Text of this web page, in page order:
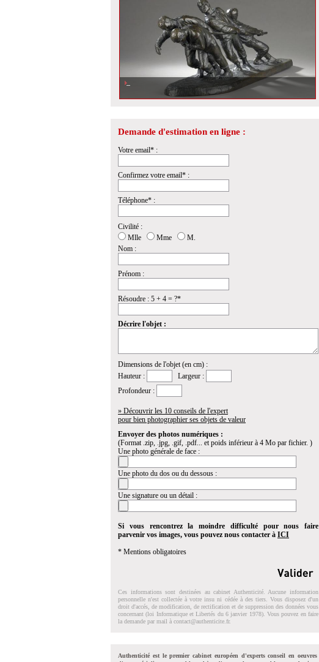
Demande d'estimation en ligne :
Votre email* :
Confirmez votre email* :
Téléphone* :
Civilité :
Mlle
Mme
M.
Nom :
Prénom :
Résoudre : 5 + 4 = ?*
Décrire l'objet :
Dimensions de l'objet (en cm) :
Hauteur :
Largeur :
Profondeur :
» Découvrir les 10 conseils de l'expert
pour bien photographier ses objets de valeur
Envoyer des photos numériques :
(Format .zip, .jpg, .gif, .pdf... et poids inférieur à 4 Mo par fichier. )
Une photo générale de face :
Une photo du dos ou du dessous :
Une signature ou un détail :
Si vous rencontrez la moindre difficulté pour nous faire
parvenir vos images, vous pouvez nous contacter à ICI
* Mentions obligatoires
Ces informations sont destinées au cabinet Authenticité. Aucune information
personnelle n'est collectée à votre insu ni cédée à des tiers. Vous disposez d'un
droit d'accés, de modification, de rectification et de suppression des données vous
concernant (loi Informatique et Libertés du 6 janvier 1978). Vous pouvez en faire
la demande par mail à contact@authenticite.fr.
Authenticité est le premier cabinet européen d'experts conseil en oeuvres